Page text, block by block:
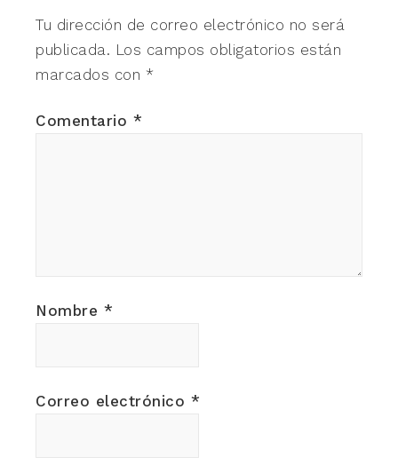
Tu dirección de correo electrónico no será
publicada. Los campos obligatorios están
marcados con *
Comentario *
Nombre *
Correo electrónico *